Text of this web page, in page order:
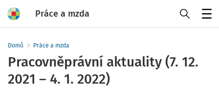
Práce a mzda
Domů Práce a mzda
Pracovněprávní aktuality (7. 12.
2021 – 4. 1. 2022)